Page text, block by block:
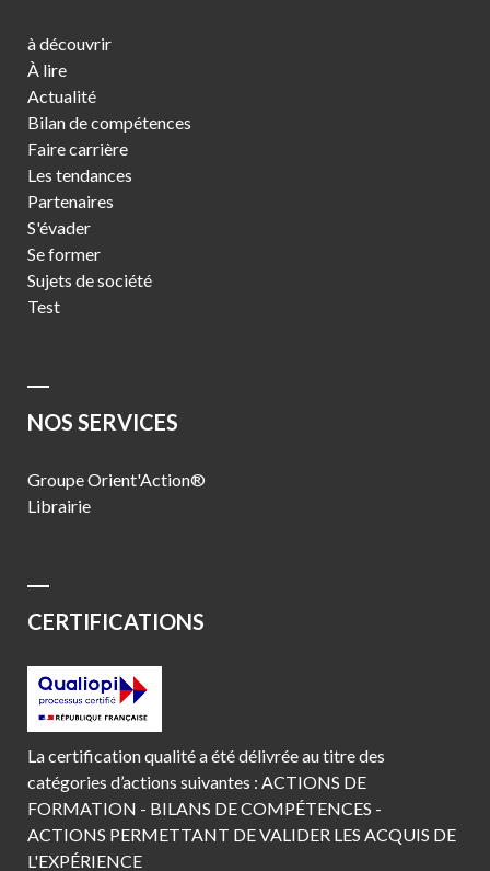
à découvrir
À lire
Actualité
Bilan de compétences
Faire carrière
Les tendances
Partenaires
S'évader
Se former
Sujets de société
Test
NOS SERVICES
Groupe Orient'Action®
Librairie
CERTIFICATIONS
La certification qualité a été délivrée au titre des
catégories d’actions suivantes : ACTIONS DE
FORMATION - BILANS DE COMPÉTENCES -
ACTIONS PERMETTANT DE VALIDER LES ACQUIS DE
L'EXPÉRIENCE